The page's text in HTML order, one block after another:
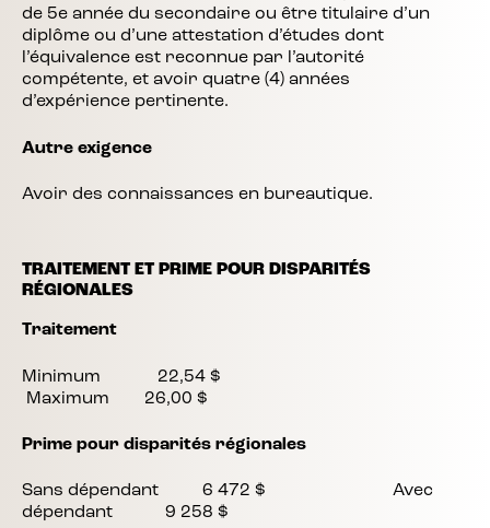
de 5e année du secondaire ou être titulaire d’un
diplôme ou d’une attestation d’études dont
l’équivalence est reconnue par l’autorité
compétente, et avoir quatre (4) années
d’expérience pertinente.
Autre exigence
Avoir des connaissances en bureautique.
TRAITEMENT ET PRIME POUR DISPARITÉS
RÉGIONALES
Traitement
Minimum 22,54 $
Maximum 26,00 $
Prime pour disparités régionales
Sans dépendant 6 472 $ Avec
dépendant 9 258 $